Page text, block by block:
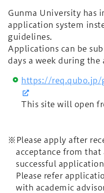
Gunma University has
application system
guidelines.
Applications can be
days a week during
https://req.qubo.jp/
This site will open
※Please apply after
acceptance from
successful
Please refer
with academic